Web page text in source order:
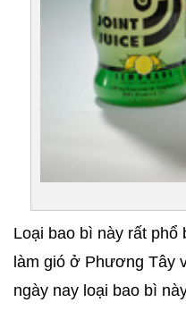
Loại bao bì này rất
làm gió ở Phương Tây
ngày nay loại bao bì